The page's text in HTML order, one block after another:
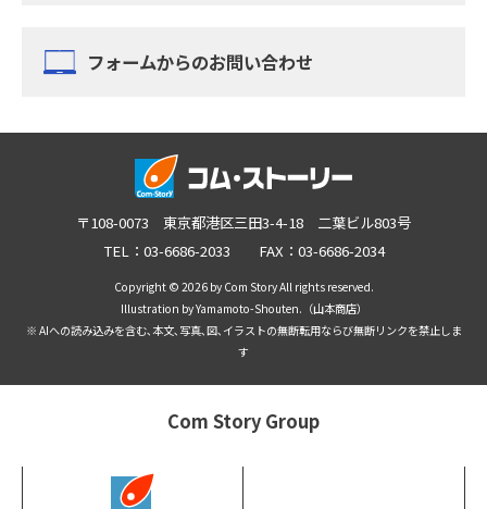
フォームからのお問い合わせ
〒108-0073 東京都港区三田3-4-18 二葉ビル803号
TEL：03-6686-2033 FAX：03-6686-2034
Copyright © 2026 by Com Story All rights reserved.
Illustration by Yamamoto-Shouten.（山本商店）
※ AIへの読み込みを含む､本文､写真､図､イラストの無断転用ならび無断リンクを禁止しま
す
Com Story Group